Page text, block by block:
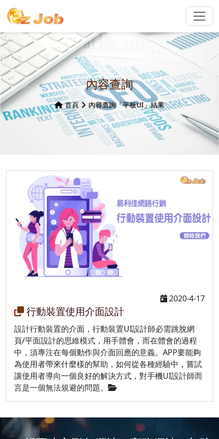
內容查詢
首頁 內容查詢「平板UI」結果
2020-4-17
行動裝置使用介面設計
設計行動裝置的介面，行動裝置UI設計師必需跳脫網
頁/平面設計的思維模式，用手體會，而在體會的過程
中，須專注在每個動作與介面回應的意義。APP要能夠
為使用者帶來什麼樣的幫助，如何從各種經驗中，嘗試
讓使用者導向一個良好的解決方式，對手機UI設計師而
言是一個無法規避的問題。